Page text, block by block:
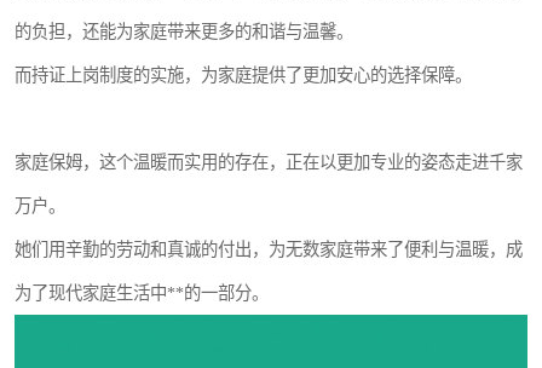
的负担，还能为家庭带来更多的和谐与温馨。
而持证上岗制度的实施，为家庭提供了更加安心的选择保障。
家庭保姆，这个温暖而实用的存在，正在以更加专业的姿态走进千家
万户。
她们用辛勤的劳动和真诚的付出，为无数家庭带来了便利与温暖，成
为了现代家庭生活中**的一部分。